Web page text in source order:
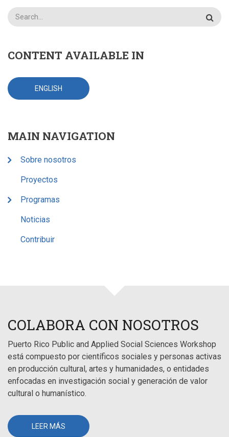
Search
CONTENT AVAILABLE IN
ENGLISH
MAIN NAVIGATION
Sobre nosotros
Proyectos
Programas
Noticias
Contribuir
COLABORA CON NOSOTROS
Puerto Rico Public and Applied Social Sciences Workshop
está compuesto por científicos sociales y personas activas
en producción cultural, artes y humanidades, o entidades
enfocadas en investigación social y generación de valor
cultural o humanístico.
LEER MÁS